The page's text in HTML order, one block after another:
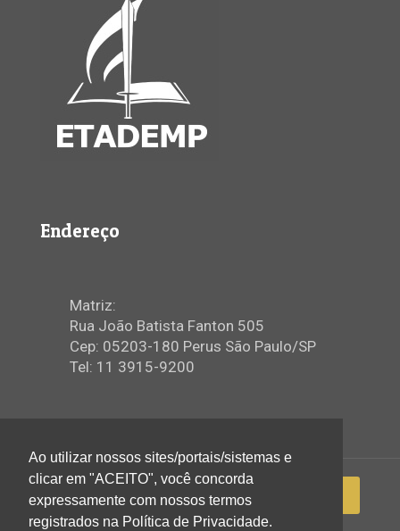
Endereço
Matriz:
Rua João Batista Fanton 505
Cep: 05203-180 Perus São Paulo/SP
Tel: 11 3915-9200
Ao utilizar nossos sites/portais/sistemas e
clicar em "ACEITO", você concorda
expressamente com nossos termos
registrados na Política de Privacidade.